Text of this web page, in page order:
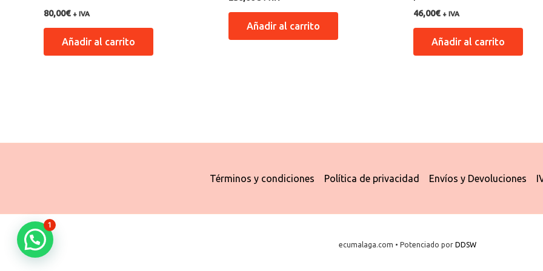
80,00€ + IVA
Añadir al carrito
Añadir al carrito
46,00€ + IVA
Añadir al carrito
Términos y condiciones Política de privacidad Envíos y Devoluciones
ecumalaga.com • Potenciado por DDSW
1